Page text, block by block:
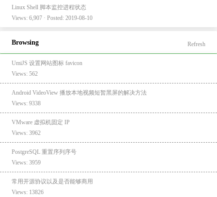
Linux Shell 脚本监控进程状态
Views: 6,907 · Posted: 2019-08-10
Browsing Refresh
UmiJS 设置网站图标 favicon
Views: 562
Android VideoView 播放本地视频短暂黑屏的解决方法
Views: 9338
VMware 虚拟机固定 IP
Views: 3962
PostgreSQL 重置序列序号
Views: 3959
常用开源协议以及是否能够商用
Views: 13826